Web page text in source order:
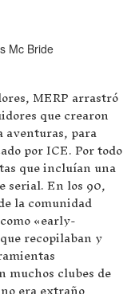
Mc Bride
MERP arrastró
que crearon
para
por ICE. Por todo
que incluían una
serial. En los 90,
la comunidad
«early-
recopilaban y
clubes de